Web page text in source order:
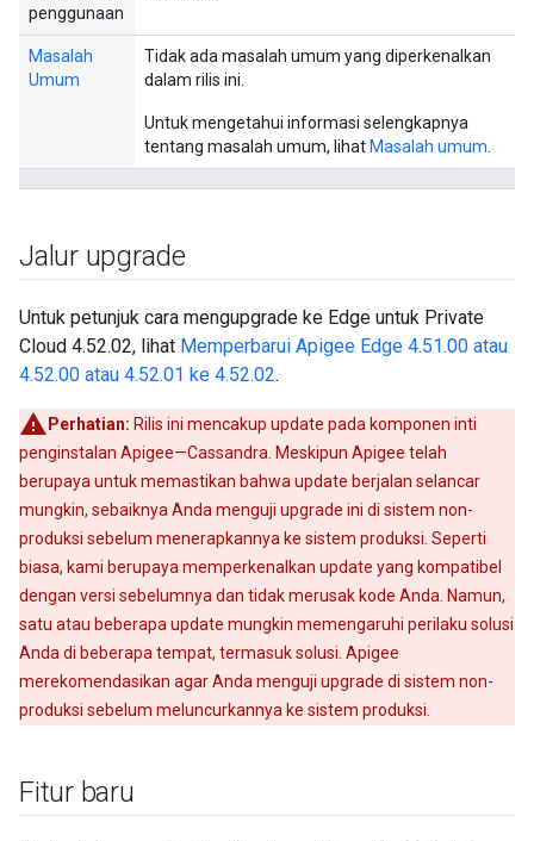
penggunaan
Masalah
Umum
Tidak ada masalah umum yang diperkenalkan
dalam rilis ini.
Untuk mengetahui informasi selengkapnya
tentang masalah umum, lihat Masalah umum
Jalur upgrade
Untuk petunjuk cara mengupgrade ke Edge untuk Private
Cloud 4.52.02, lihat Memperbarui Apigee Edge 4.51.00 atau
4.52.00 atau 4.52.01 ke 4.52.02.
Perhatian: Rilis ini mencakup update pada komponen inti
penginstalan Apigee—Cassandra. Meskipun Apigee telah
berupaya untuk memastikan bahwa update berjalan selancar
mungkin, sebaiknya Anda menguji upgrade ini di sistem non-
produksi sebelum menerapkannya ke sistem produksi. Seperti
biasa, kami berupaya memperkenalkan update yang kompatibel
dengan versi sebelumnya dan tidak merusak kode Anda. Namun,
satu atau beberapa update mungkin memengaruhi perilaku solusi
Anda di beberapa tempat, termasuk solusi. Apigee
merekomendasikan agar Anda menguji upgrade di sistem non-
produksi sebelum meluncurkannya ke sistem produksi.
Fitur baru